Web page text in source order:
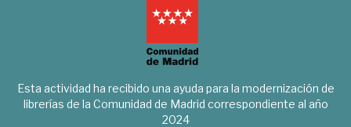
Esta actividad ha recibido una ayuda para la modernización de
librerías de la Comunidad de Madrid correspondiente al año
2024